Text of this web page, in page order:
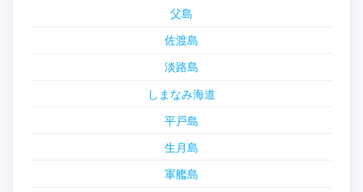
父島
佐渡島
淡路島
しまなみ海道
平戸島
生月島
軍艦島